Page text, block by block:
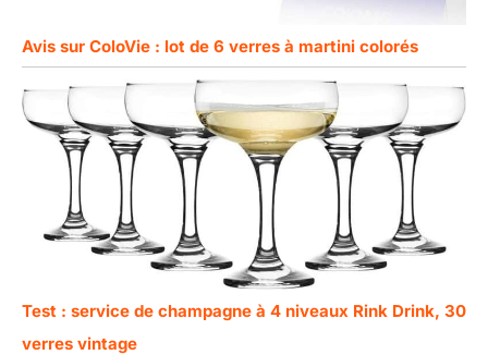
Avis sur ColoVie : lot de 6 verres à martini colorés
Test : service de champagne à 4 niveaux Rink Drink, 30
verres vintage